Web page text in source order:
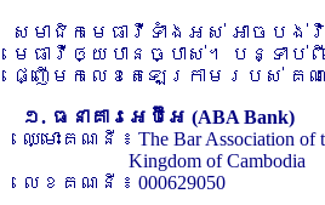
សមាជិកមេធាវីទាំងអស់ អាចបង់
មេធាវីឲ្យបានច្បាស់។ បន្ទា
ផ្ញើមកលេខតេឡេក្រាមរបស់ គណៈ
១. ធនាគារអេប៊ីអេ (ABA Bank)
ឈ្មោះគណនី ៖ The Bar Association of
Kingdom of Cambodia
លេខគណនី ៖ 000629050